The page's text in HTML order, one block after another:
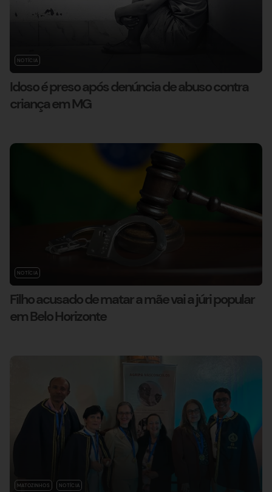
NOTÍCIA
Idoso é preso após denúncia de abuso contra
criança em MG
NOTÍCIA
Filho acusado de matar a mãe vai a júri popular
em Belo Horizonte
MATOZINHOS NOTÍCIA